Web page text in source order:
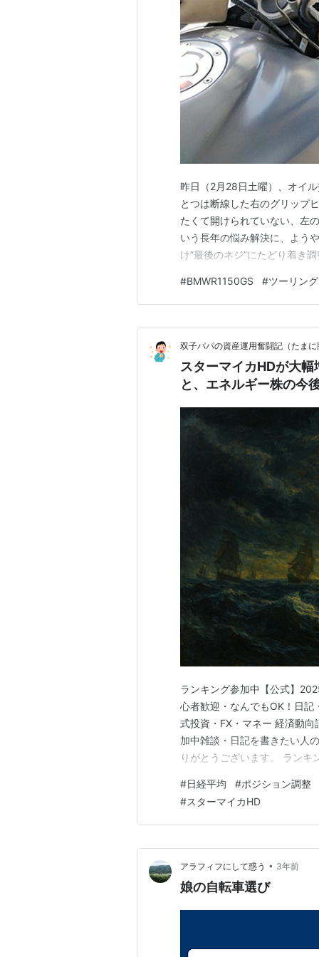
昨日（2月28日土曜）、オイ
とつは断線した右のグリップ
たくて開けられていない、左
いう長年の悩み解決に、よう
け”最後のネジ”にたどり着き
れを外せば開けられそうな感
ど簡単ではなく…色々説明を
#BMWR1150GS #ツーリング
双子パパの資産運用奮闘記（たまに
スターマイカHDが大
と、エネルギー株の今
ランキング参加中【公式】
心者歓迎・なんでもOK！日
式投資・FX・マネー 経済動
加中雑談・日記を書きたい人
りがとうございます。 ランキ
練 週末に向けて 今週は米国
可能性の報道、さらに週末…
#日経平均 #ポジション調整
#スターマイカHD
アラフィフにして惑う • 3年前
娘の自転車選び